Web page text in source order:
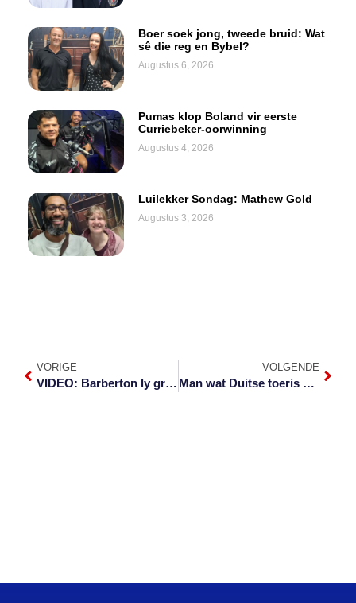
Boer soek jong, tweede bruid: Wat
sê die reg en Bybel?
Augustus 6, 2026
Pumas klop Boland vir eerste
Curriebeker-oorwinning
Augustus 4, 2026
Luilekker Sondag: Mathew Gold
Augustus 3, 2026
VORIGE
VIDEO: Barberton ly groot skade tydens storm
VOLGENDE
Man wat Duitse toeris doodskiet binnekort gevonnis